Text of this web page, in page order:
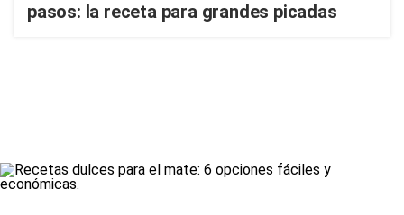
pasos: la receta para grandes picadas